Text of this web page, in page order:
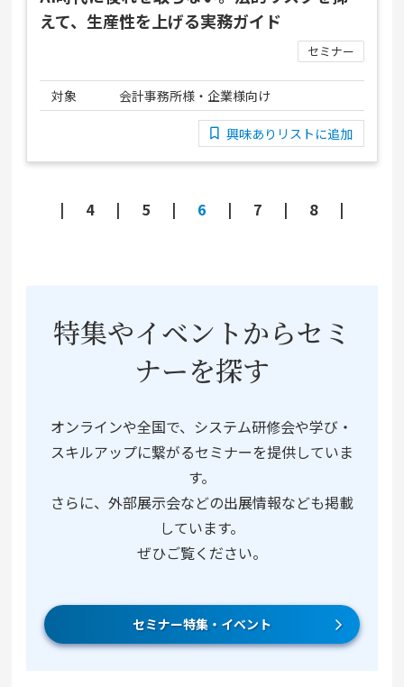
えて、生産性を上げる実務ガイド
セミナー
対象 会計事務所様・企業様向け
興味ありリストに追加
4 5 6 7 8
特集やイベントからセミ
ナーを探す
オンラインや全国で、システム研修会や学び・
スキルアップに繋がるセミナーを提供していま
す。
さらに、外部展示会などの出展情報なども掲載
しています。
ぜひご覧ください。
セミナー特集・イベント